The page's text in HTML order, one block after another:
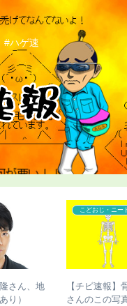
#ハゲ速
さん、地
り）
こどおじ・ニー
【チビ速報】
さんのこの写